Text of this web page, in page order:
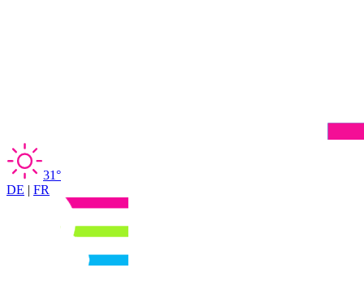
31°
DE | FR